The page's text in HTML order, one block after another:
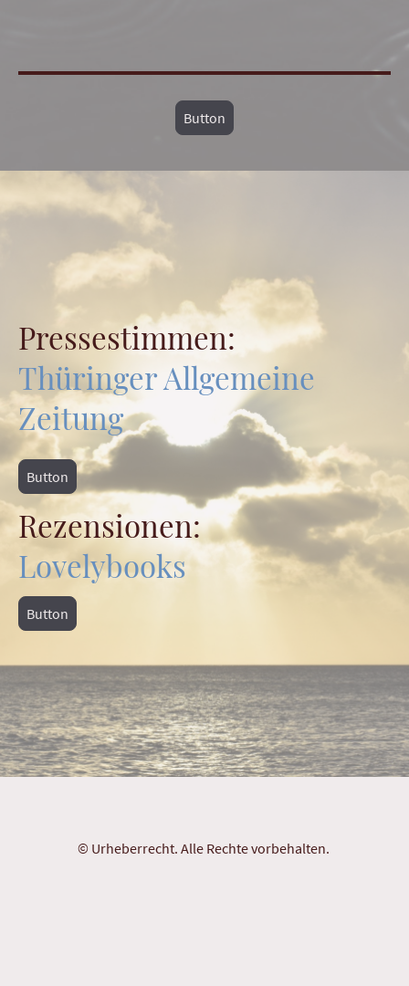
Button
Pressestimmen:
Thüringer Allgemeine
Zeitung
Button
Rezensionen:
Lovelybooks
Button
© Urheberrecht. Alle Rechte vorbehalten.